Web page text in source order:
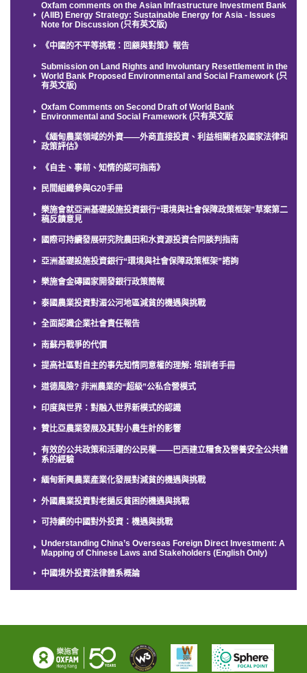
Oxfam comments on the Asian Infrastructure Investment Bank
(AIIB) Energy Strategy: Sustainable Energy for Asia - Issues
Note for Discussion (只有英文版)
《中國的不平等挑戰：回顧與對策》報告
Submission on Land Rights and Involuntary Resettlement in the
World Bank Proposed Environmental and Social Framework (只
有英文版)
Oxfam Comments on Second Draft of World Bank
Environmental and Social Framework (只有英文版
《緬甸農業領域的外資——外商直接投資、利益相關者及國家法律和
政策評估》
《自主、事前、知情的認可指南》
民間組織參與G20手冊
樂施會就亞洲基礎設施投資銀行“環境與社會保障政策框架”草案第二
稿反饋意見
國際可持續發展研究院農田和水資源投資合同談判指南
亞洲基礎設施投資銀行“環境與社會保障政策框架”諮詢
樂施會金磚國家開發銀行政策簡報
泰國農業投資對湄公河地區減貧的機遇與挑戰
全面認識企業社會責任報告
南蘇丹戰爭的代價
提高社區對自主的事先知情同意權的理解: 培訓者手冊
道德風險? 非洲農業的“超級”公私合營模式
印度與世界：對融入世界新模式的認識
贊比亞農業發展及其對小農生計的影響
有效的公共政策和活躍的公民權——巴西建立糧食及營養安全公共體
系的經驗
緬甸新興農業產業化發展對減貧的機遇與挑戰
外國農業投資對老撾反貧困的機遇與挑戰
可持續的中國對外投資：機遇與挑戰
Understanding China’s Overseas Foreign Direct Investment: A
Mapping of Chinese Laws and Stakeholders (English Only)
中國境外投資法律體系概論